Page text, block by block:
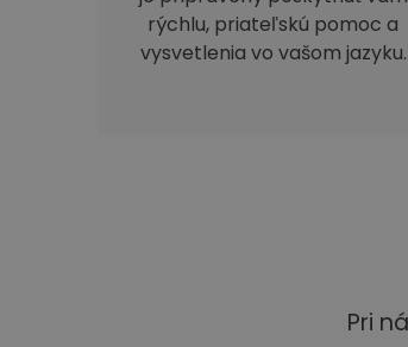
rýchlu, priateľskú pomoc a
vysvetlenia vo vašom jazyku.
Pri